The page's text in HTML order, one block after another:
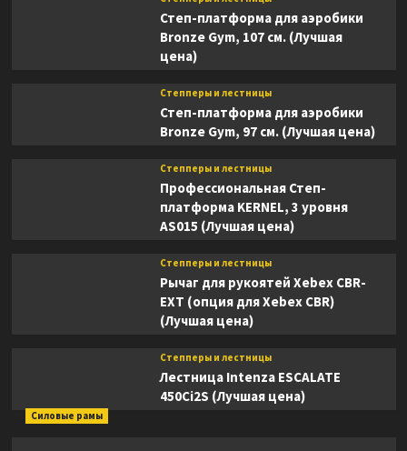
Степ-платформа для аэробики
Bronze Gym, 107 см. (Лучшая
цена)
Степперы и лестницы
Степ-платформа для аэробики
Bronze Gym, 97 см. (Лучшая цена)
Степперы и лестницы
Профессиональная Степ-
платформа KERNEL, 3 уровня
AS015 (Лучшая цена)
Степперы и лестницы
Рычаг для рукоятей Xebex CBR-
EXT (опция для Xebex CBR)
(Лучшая цена)
Степперы и лестницы
Лестница Intenza ESCALATE
450Ci2S (Лучшая цена)
Силовые рамы